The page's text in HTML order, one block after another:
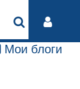
Мои блоги